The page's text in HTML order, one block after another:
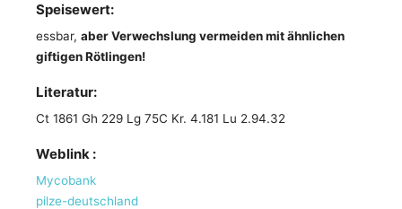
Speisewert:
essbar, aber Verwechslung vermeiden mit ähnlichen
giftigen Rötlingen!
Literatur:
Ct 1861 Gh 229 Lg 75C Kr. 4.181 Lu 2.94.32
Weblink :
Mycobank
pilze-deutschland